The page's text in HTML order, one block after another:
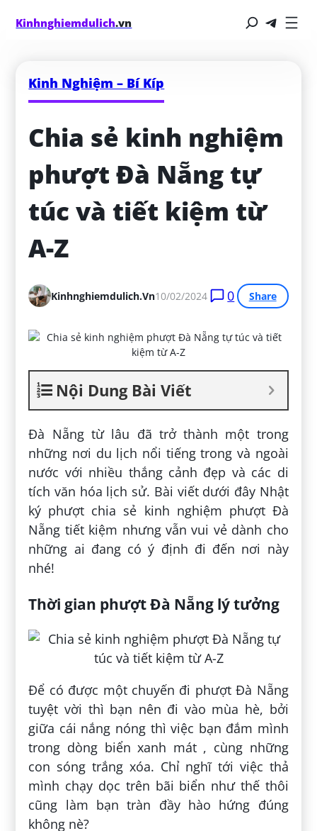
Kinhnghiemdulich.vn
Kinh Nghiệm – Bí Kíp
Chia sẻ kinh nghiệm
phượt Đà Nẵng tự
túc và tiết kiệm từ
A-Z
Kinhnghiemdulich.vn10/02/2024 0 Share
Nội Dung Bài Viết
Đà Nẵng từ lâu đã trở thành một trong
những nơi du lịch nổi tiếng trong và ngoài
nước với nhiều thắng cảnh đẹp và các di
tích văn hóa lịch sử. Bài viết dưới đây Nhật
ký phượt chia sẻ kinh nghiệm phượt Đà
Nẵng tiết kiệm nhưng vẫn vui vẻ dành cho
những ai đang có ý định đi đến nơi này
nhé!
Thời gian phượt Đà Nẵng lý tưởng
Để có được một chuyến đi phượt Đà Nẵng
tuyệt vời thì bạn nên đi vào mùa hè, bởi
giữa cái nắng nóng thì việc bạn đắm mình
trong dòng biển xanh mát , cùng những
con sóng trắng xóa. Chỉ nghĩ tới việc thả
mình chạy dọc trên bãi biển như thế thôi
cũng làm bạn tràn đầy hào hứng đúng
không nè?